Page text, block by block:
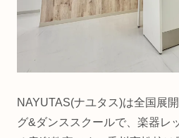
NAYUTAS(ナユタス)は全国展
グ&ダンススクールで、楽器レ